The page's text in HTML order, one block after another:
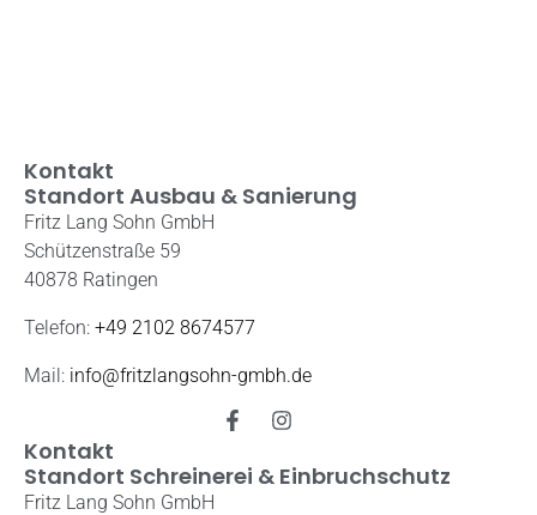
Kontakt
Standort Ausbau & Sanierung
Fritz Lang Sohn GmbH
Schützenstraße 59
40878 Ratingen
Telefon: +49 2102 8674577
Mail: info@fritzlangsohn-gmbh.de
Kontakt
Standort Schreinerei & Einbruchschutz
Fritz Lang Sohn GmbH